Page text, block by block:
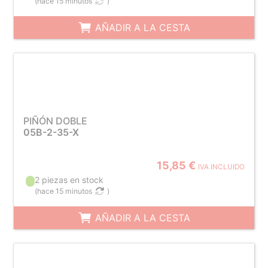
AÑADIR A LA CESTA
PIÑÓN DOBLE
05B-2-35-X
15,85 € IVA INCLUIDO
2 piezas en stock
(hace 15 minutos )
AÑADIR A LA CESTA